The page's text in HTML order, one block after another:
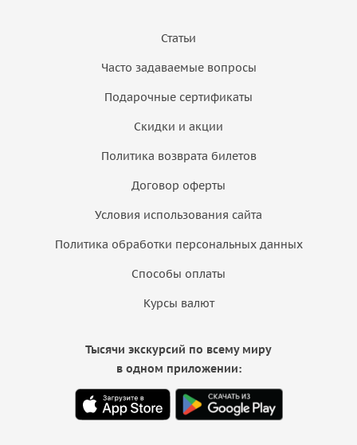
Статьи
Часто задаваемые вопросы
Подарочные сертификаты
Скидки и акции
Политика возврата билетов
Договор оферты
Условия использования сайта
Политика обработки персональных данных
Способы оплаты
Курсы валют
Тысячи экскурсий по всему миру
в одном приложении: